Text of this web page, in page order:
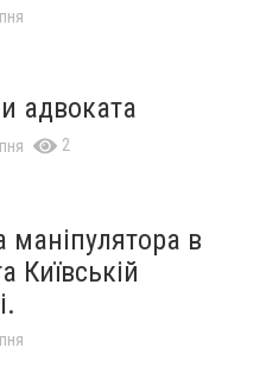
адвоката
2
маніпулятора в
Київській